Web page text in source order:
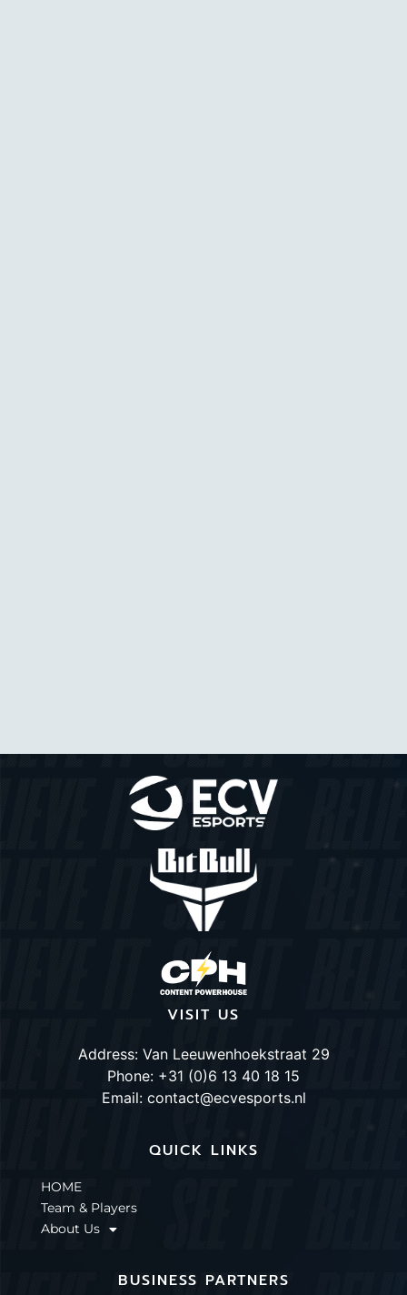
VISIT US
Address: Van Leeuwenhoekstraat 29
Phone: +31 (0)6 13 40 18 15
Email: contact@ecvesports.nl
QUICK LINKS
HOME
Team & Players
About Us
BUSINESS PARTNERS